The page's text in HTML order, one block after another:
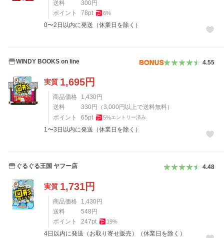
送料
300 円
ポイント
78pt 6%
0〜2日以内に発送（休業日を除く）
WINDY BOOKS on line 4.55
実質 1,695円
商品価格 1,430 円
送料
330 円 （3,000 円以上で送料無料）
ポイント
65pt 5%エントリー済み
1〜3日以内に発送（休業日を除く）
ぐるぐる王国 ヤフー店 4.48
実質 1,731円
商品価格 1,430 円
送料
548 円
ポイント
247pt 19%
4日以内に発送（お取り寄せ販売）（休業日を除く）